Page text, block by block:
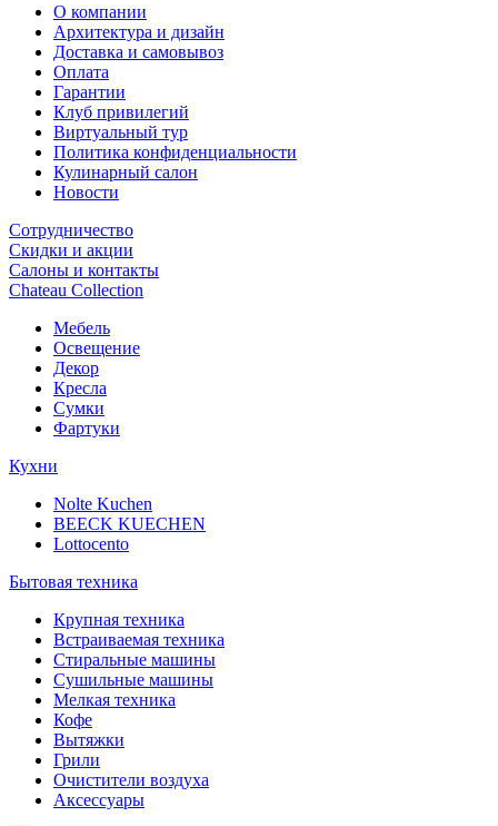
О компании
Архитектура и дизайн
Доставка и самовывоз
Оплата
Гарантии
Клуб привилегий
Виртуальный тур
Политика конфиденциальности
Кулинарный салон
Новости
Сотрудничество
Скидки и акции
Салоны и контакты
Chateau Collection
Мебель
Освещение
Декор
Кресла
Сумки
Фартуки
Кухни
Nolte Kuchen
BEECK KUECHEN
Lottocento
Бытовая техника
Крупная техника
Встраиваемая техника
Стиральные машины
Сушильные машины
Мелкая техника
Кофе
Вытяжки
Грили
Очистители воздуха
Аксессуары